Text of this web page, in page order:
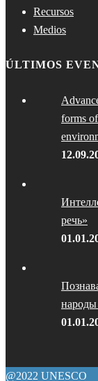
Recursos
Medios
ÚLTIMOS
forms
речь»
@2022 UNESCO